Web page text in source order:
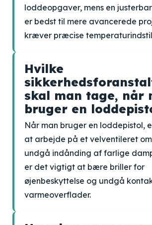
loddeopgaver, mens en
er bedst til mere avancerede
kræver præcise
Hvilke
skal man tage, når
bruger en
Når man bruger en loddepistol,
at arbejde på et velventileret
undgå indånding af farlige
er det vigtigt at bære briller for
øjenbeskyttelse og undgå
varmeoverflader.